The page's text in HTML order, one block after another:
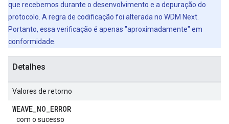
que recebemos durante o desenvolvimento e a depuração do
protocolo. A regra de codificação foi alterada no WDM Next.
Portanto, essa verificação é apenas "aproximadamente" em
conformidade.
Detalhes
Valores de retorno
WEAVE_NO_ERROR
com o sucesso